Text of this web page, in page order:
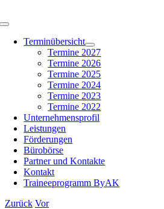
Inhalt
Toggle
NavigationTerminübersicht
Termine 2027
Termine 2026
Termine 2025
Termine 2024
Termine 2023
Termine 2022
Unternehmensprofil
Leistungen
Förderungen
Bürobörse
Partner und Kontakte
Kontakt
Traineeprogramm ByAK
Zurück Vor